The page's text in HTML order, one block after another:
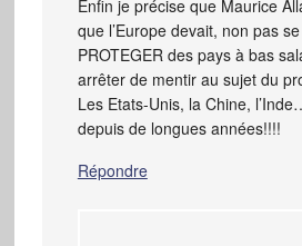
Enfin je précise que Maurice
que l’Europe devait, non pas
PROTEGER des pays à bas
arrêter de mentir au sujet du
Les Etats-Unis, la Chine,
depuis de longues années!!!!
Répondre